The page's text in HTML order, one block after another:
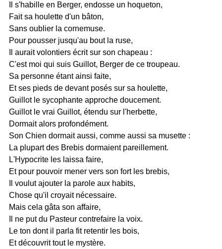
Il s'habille en Berger, endosse un hoqueton,
Fait sa houlette d'un bâton,
Sans oublier la cornemuse.
Pour pousser jusqu'au bout la ruse,
Il aurait volontiers écrit sur son chapeau :
C'est moi qui suis Guillot, Berger de ce troupeau.
Sa personne étant ainsi faite,
Et ses pieds de devant posés sur sa houlette,
Guillot le sycophante approche doucement.
Guillot le vrai Guillot, étendu sur l'herbette,
Dormait alors profondément.
Son Chien dormait aussi, comme aussi sa musette :
La plupart des Brebis dormaient pareillement.
L'Hypocrite les laissa faire,
Et pour pouvoir mener vers son fort les brebis,
Il voulut ajouter la parole aux habits,
Chose qu'il croyait nécessaire.
Mais cela gâta son affaire,
Il ne put du Pasteur contrefaire la voix.
Le ton dont il parla fit retentir les bois,
Et découvrit tout le mystère.